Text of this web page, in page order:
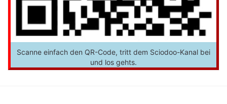
Scanne einfach den QR-Code, tritt dem Sciodoo-Kanal bei
und los gehts.